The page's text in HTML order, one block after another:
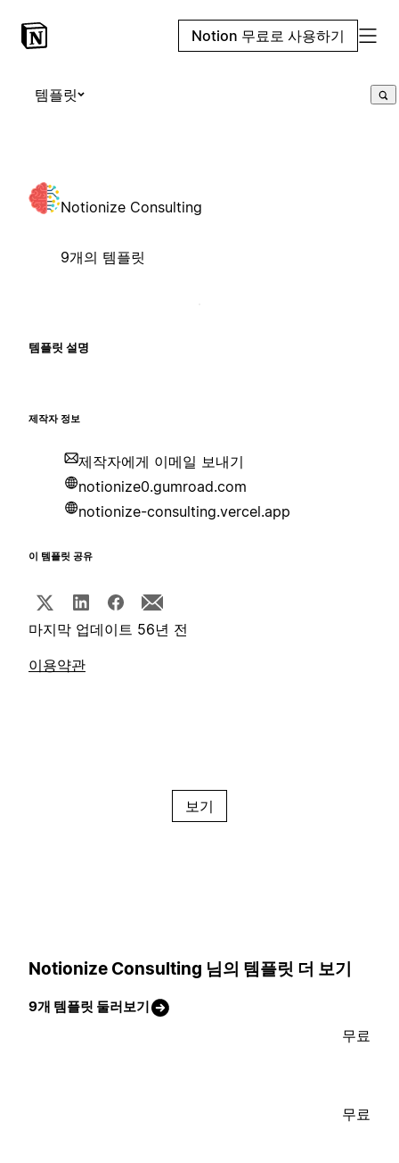
Notion 무료로 사용하기
템플릿
Notionize Consulting
9개의 템플릿
템플릿 설명
제작자 정보
제작자에게 이메일 보내기
notionize0.gumroad.com
notionize-consulting.vercel.app
이 템플릿 공유
마지막 업데이트 56년 전
이용약관
보기
Notionize Consulting 님의 템플릿 더 보기
9개 템플릿 둘러보기
무료
무료